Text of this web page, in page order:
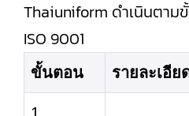
Thaiuniform ดำเนินตาม
ISO 9001
ขั้นตอน รายละเอีย
1.